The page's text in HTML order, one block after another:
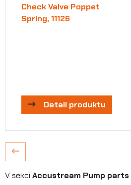
Check Valve Poppet
Spring, 11126
Detail produktu
V sekci Accustream Pump parts